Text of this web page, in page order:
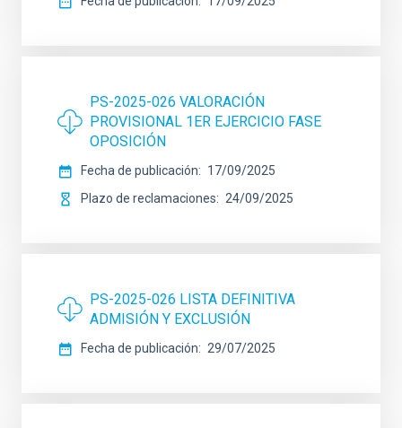
PS-2025-026 VALORACIÓN
PROVISIONAL 1ER EJERCICIO FASE
OPOSICIÓN
Fecha de publicación
17/09/2025
Plazo de reclamaciones
24/09/2025
PS-2025-026 LISTA DEFINITIVA
ADMISIÓN Y EXCLUSIÓN
Fecha de publicación 29/07/2025